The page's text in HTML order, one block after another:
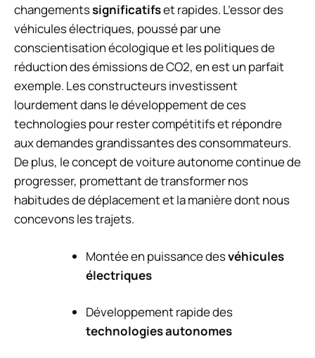
changementssignificatifset rapides. L’essor des
véhicules électriques, poussé par une
conscientisation écologique et les politiques de
réduction des émissions de CO2, en est un parfait
exemple. Les constructeurs investissent
lourdement dans le développement de ces
technologies pour rester compétitifs et répondre
aux demandes grandissantes des consommateurs.
De plus, le concept de voiture autonome continue de
progresser, promettant de transformer nos
habitudes de déplacement et la manière dont nous
concevons les trajets.
Montée en puissance desvéhicules
électriques
Développement rapide des
technologies autonomes